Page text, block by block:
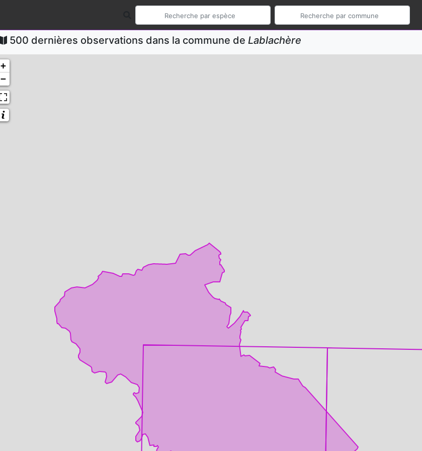
500 dernières observations dans la commune de Lablachère
+
−